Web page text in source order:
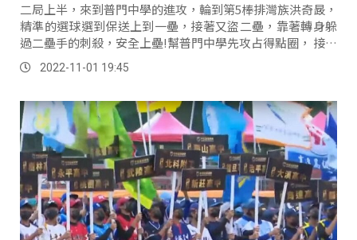
二局上半，來到普門中學的進攻，輪到第5棒排灣族洪奇晸，
精準的選球選到保送上到一壘，接著又盜二壘，靠著轉身躲
過二壘手的刺殺，安全上壘!幫普門中學先攻占得點圈， 接著
隊友打出三游的防線，洪奇晸衝本壘，撲壘，SAFE！拿下本
場的第一分！ 普門首名打者先擊出2壘安打上到得點圈，接
到排灣族洪奇晸，強勁滾地穿越內野，再拿下1分。
2022-11-01 19:45